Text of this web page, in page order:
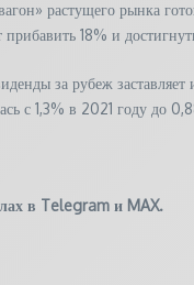
растущего рынка
18% и
за рубеж
с 1,3% в 2021 году
в Telegram и MAX.